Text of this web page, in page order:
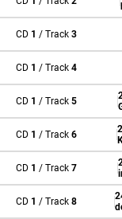
CD 1 / Track 3
CD 1 / Track 4
CD 1 / Track 5
CD 1 / Track 6
CD 1 / Track 7
CD 1 / Track 8